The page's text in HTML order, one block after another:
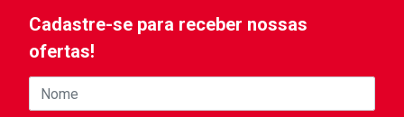
Cadastre-se para receber nossas
ofertas!